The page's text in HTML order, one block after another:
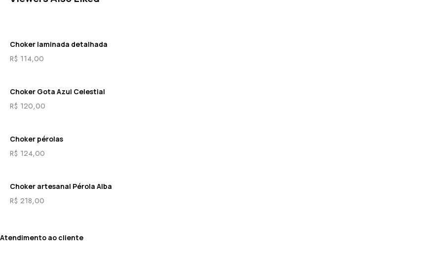
Choker laminada detalhada
R$ 114,00
Choker Gota Azul Celestial
R$ 120,00
Choker pérolas
R$ 124,00
Choker artesanal Pérola Alba
R$ 218,00
Atendimento ao cliente